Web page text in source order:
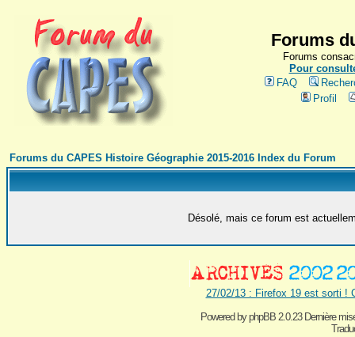
Forums
Forums
Pour
FAQ
Profil
Forums du CAPES Histoire Géographie 2015-2016 Index du Forum
Désolé, mais ce forum est
27/02/13 : Firefox 19 est sorti !
Powered byphpBB 2.0.23 Dernière